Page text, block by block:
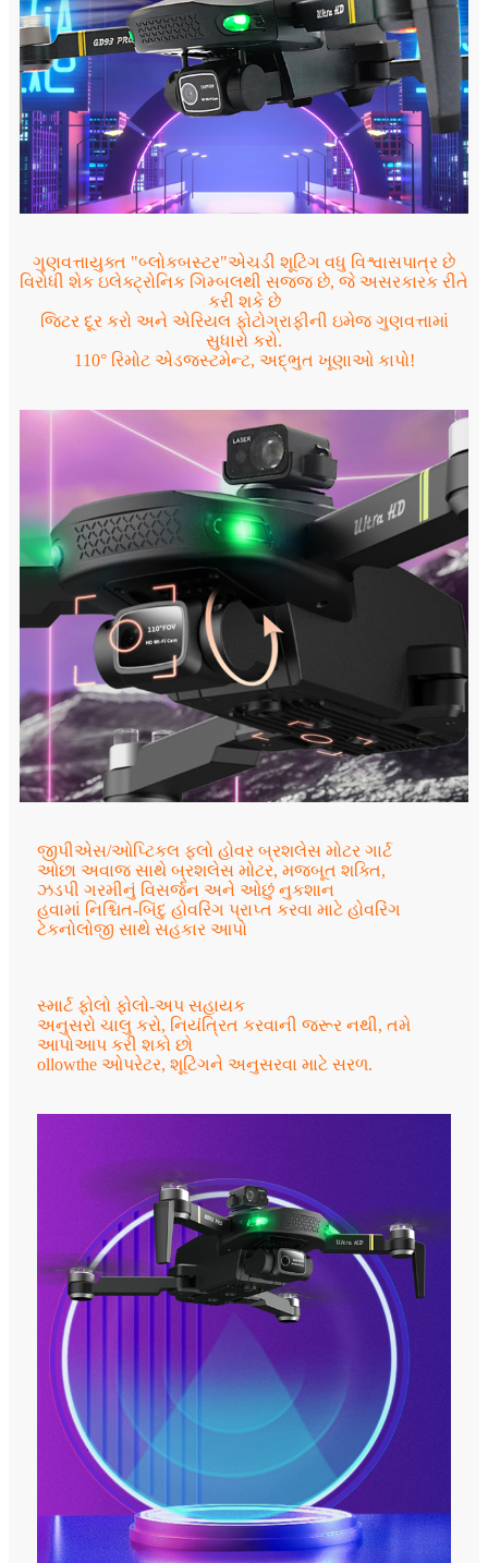
ગુણવત્તાયુક્ત "બ્લોકબસ્ટર"એચડી શૂટિંગ વધુ વિશ્વાસપાત્ર છે
વિરોધી શેક ઇલેક્ટ્રોનિક ગિમ્બલથી સજ્જ છે, જે અસરકારક રીતે
કરી શકે છે
જિટર દૂર કરો અને એરિયલ ફોટોગ્રાફીની ઇમેજ ગુણવત્તામાં
સુધારો કરો.
110° રિમોટ એડજસ્ટમેન્ટ, અદ્ભુત ખૂણાઓ કાપો!
જીપીએસ/ઓપ્ટિકલ ફ્લો હોવર બ્રશલેસ મોટર ગાર્ટ
ઓછા અવાજ સાથે બ્રશલેસ મોટર, મજબૂત શક્તિ,
ઝડપી ગરમીનું વિસર્જન અને ઓછું નુકશાન
હવામાં નિશ્ચિત-બિંદુ હોવરિંગ પ્રાપ્ત કરવા માટે હોવરિંગ
ટેકનોલોજી સાથે સહકાર આપો
સ્માર્ટ ફોલો ફોલો-અપ સહાયક
અનુસરો ચાલુ કરો, નિયંત્રિત કરવાની જરૂર નથી, તમે
આપોઆપ કરી શકો છો
ollowthe ઓપરેટર, શૂટિંગને અનુસરવા માટે સરળ.